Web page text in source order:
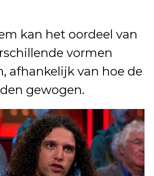
kan het oordeel van
vormen
afhankelijk van hoe de
gewogen.